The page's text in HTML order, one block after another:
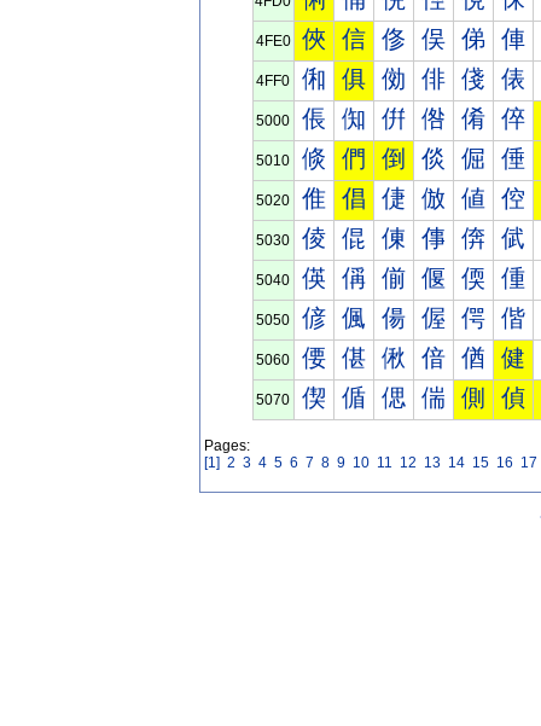
4FE0 俠 信 俢 俣 俤 俥
4FF0 俰 俱 俲 俳 俴 俵
5000 倀 倁 倂 倃 倄 倅
5010 倐 們 倒 倓 倔 倕
5020 倠 倡 倢 倣 値 倥
5030 倰 倱 倲 倳 倴 倵
5040 偀 偁 偂 偃 偄 偅
5050 偐 偑 偒 偓 偔 偕
5060 偠 偡 偢 偣 偤 健
5070 偰 偱 偲 偳 側 偵
Pages:
[1] 2 3 4 5 6 7 8 9 10 11 12 13 14 15 16 17